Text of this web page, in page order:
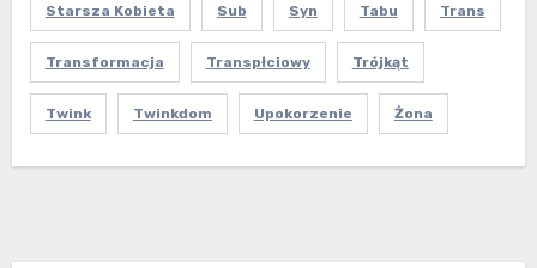
Starsza Kobieta Sub Syn Tabu Trans
Transformacja Transpłciowy Trójkąt
Twink Twinkdom Upokorzenie Żona